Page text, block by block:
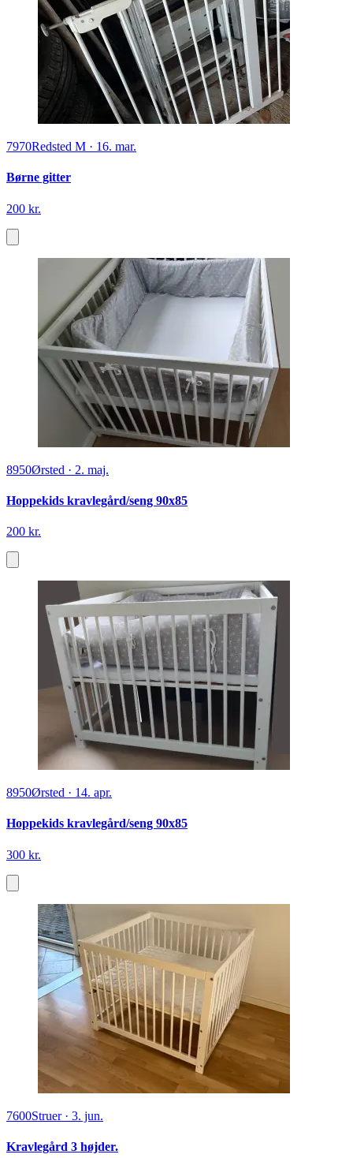
7970Redsted M · 16. mar.
Børne gitter
200 kr.
8950Ørsted · 2. maj.
Hoppekids kravlegård/seng 90x85
200 kr.
8950Ørsted · 14. apr.
Hoppekids kravlegård/seng 90x85
300 kr.
7600Struer· 3. jun.
Kravlegård 3 højder.